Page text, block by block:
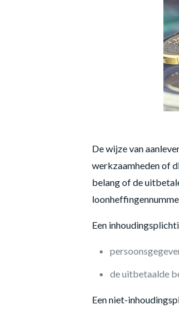
De wijze van
werkzaamheden of
belang of de
Een
de uitbetaalde
Een niet-